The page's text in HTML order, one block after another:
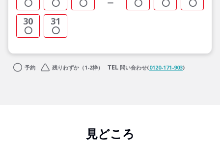
30 31
予約 残りわずか（1-2枠） 問い合わせ(0120-171-903)
見どころ